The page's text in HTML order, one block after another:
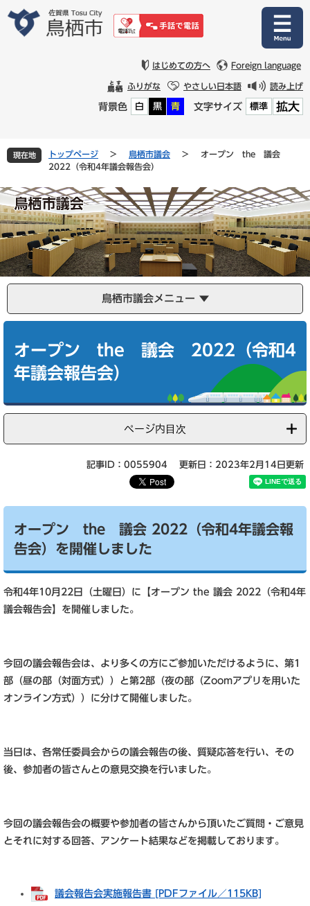
文
はじめての方へ Foreign language
ふりがな やさしい日本語 読み上げ
背景色 白 黒 青 文字サイズ 標準 拡大
現在地 トップページ > 鳥栖市議会 >
オープン the 議会
2022（令和4年議会報告会）
鳥栖市議会メニュー
オープン the 議会 2022（令和4
年議会報告会）
ページ内目次
記事ID：0055904 更新日：2023年2月14日更新
オープン the 議会 2022（令和4年議会報
告会）を開催しました
令和4年10月22日（土曜日）に【オープン the 議会 2022（令和4年
議会報告会】を開催しました。
今回の議会報告会は、より多くの方にご参加いただけるように、第1
部（昼の部（対面方式））と第2部（夜の部（Zoomアプリを用いた
オンライン方式））に分けて開催しました。
当日は、各常任委員会からの議会報告の後、質疑応答を行い、その
後、参加者の皆さんとの意見交換を行いました。
今回の議会報告会の概要や参加者の皆さんから頂いたご質問・ご意見
とそれに対する回答、アンケート結果などを掲載しております。
議会報告会実施報告書 [PDFファイル／115KB]